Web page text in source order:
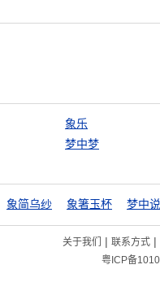
象乐
梦中梦
象简乌纱 象箸玉杯 梦中
关于我们 | 联系方式|
粤ICP备